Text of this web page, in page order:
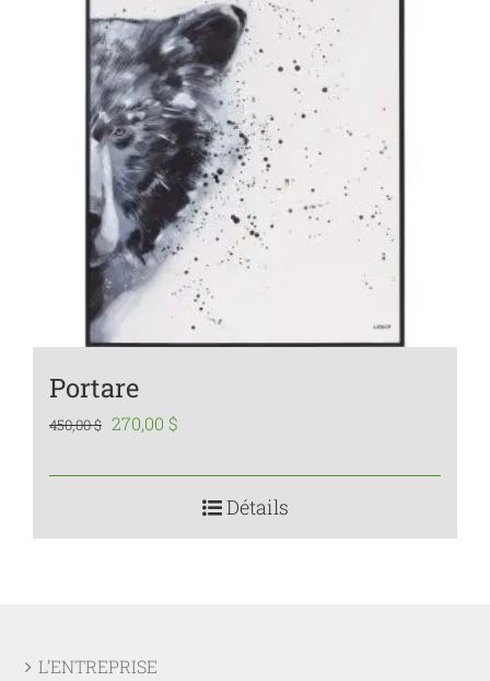
Portare
450,00$ Le
était :
270,00 $
actuel
est :
Détails
L’ENTREPRISE